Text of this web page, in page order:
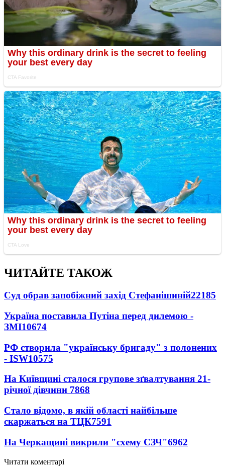
ЧИТАЙТЕ ТАКОЖ
Суд обрав запобіжний захід Стефанішиній22185
Україна поставила Путіна перед дилемою -
ЗМІ10674
РФ створила "українську бригаду" з полонених
- ISW10575
На Київщині сталося групове зґвалтування 21-
річної дівчини 7868
Стало відомо, в якій області найбільше
скаржаться на ТЦК7591
На Черкащині викрили "схему СЗЧ"6962
Читати коментарі